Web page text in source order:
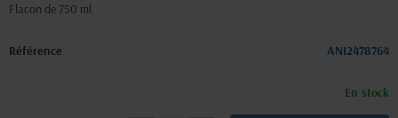
Flacon de 750 ml.
Référence ANI2478764
En stock